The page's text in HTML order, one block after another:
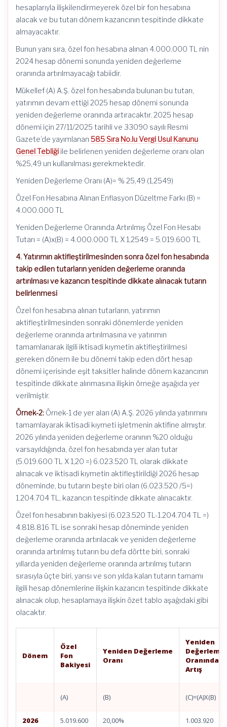
hesaplarıyla ilişkilendirmeyerek özel bir fon hesabına
alacak ve bu tutarı dönem kazancının tespitinde dikkate
almayacaktır.
Bunun yanı sıra, özel fon hesabına alınan 4.000.000 TL nin
2024 hesap dönemi sonunda yeniden değerleme
oranında artırılmayacağı tabiidir.
Mükellef (A) A.Ş. özel fon hesabında bulunan bu tutarı,
yatırımın devam ettiği 2025 hesap dönemi sonunda
yeniden değerleme oranında artıracaktır. 2025 hesap
dönemi için 27/11/2025 tarihli ve 33090 sayılı Resmi
Gazete’de yayımlanan 585 Sıra No.lu Vergi Usul Kanunu
Genel Tebliği ile belirlenen yeniden değerleme oranı olan
%25,49 un kullanılması gerekmektedir.
Yeniden Değerleme Oranı (A)= % 25,49 (1,2549)
Özel Fon Hesabına Alınan Enflasyon Düzeltme Farkı (B) =
4.000.000 TL
Yeniden Değerleme Oranında Artırılmış Özel Fon Hesabı
Tutarı = (A)x(B) = 4.000.000 TL X 1,2549 = 5.019.600 TL
4. Yatırımın aktifleştirilmesinden sonra özel fon hesabında
takip edilen tutarların yeniden değerleme oranında
artırılması ve kazancın tespitinde dikkate alınacak tutarın
belirlenmesi
Özel fon hesabına alınan tutarların, yatırımın
aktifleştirilmesinden sonraki dönemlerde yeniden
değerleme oranında artırılmasına ve yatırımın
tamamlanarak ilgili iktisadi kıymetin aktifleştirilmesi
gereken dönem ile bu dönemi takip eden dört hesap
dönemi içerisinde eşit taksitler halinde dönem kazancının
tespitinde dikkate alınmasına ilişkin örneğe aşağıda yer
verilmiştir.
Örnek-2: Örnek-1 de yer alan (A) A.Ş. 2026 yılında yatırımını
tamamlayarak iktisadi kıymeti işletmenin aktifine almıştır.
2026 yılında yeniden değerleme oranının %20 olduğu
varsayıldığında, özel fon hesabında yer alan tutar
(5.019.600 TL X 1,20 =) 6.023.520 TL olarak dikkate
alınacak ve iktisadi kıymetin aktifleştirildiği 2026 hesap
döneminde, bu tutarın beşte biri olan (6.023.520 /5=)
1.204.704 TL, kazancın tespitinde dikkate alınacaktır.
Özel fon hesabının bakiyesi (6.023.520 TL-1.204.704 TL =)
4.818.816 TL ise sonraki hesap döneminde yeniden
değerleme oranında artırılacak ve yeniden değerleme
oranında artırılmış tutarın bu defa dörtte biri, sonraki
yıllarda yeniden değerleme oranında artırılmış tutarın
sırasıyla üçte biri, yarısı ve son yılda kalan tutarın tamamı
ilgili hesap dönemlerine ilişkin kazancın tespitinde dikkate
alınacak olup, hesaplamaya ilişkin özet tablo aşağıdaki gibi
olacaktır.
Dönem
Özel
Fon
Bakiyesi
Yeniden Değerleme
Oranı
Yeniden
Değerleme
Oranında
Artış
(A) (B) (C)=(A)X(B)
2026 5.019.600 20,00% 1.003.920